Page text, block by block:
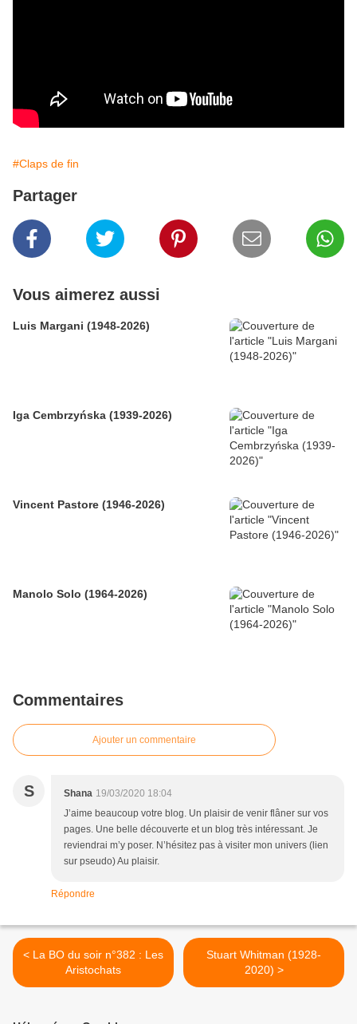
#Claps de fin
Partager
Vous aimerez aussi
Luis Margani (1948-2026)
Iga Cembrzyńska (1939-2026)
Vincent Pastore (1946-2026)
Manolo Solo (1964-2026)
Commentaires
Ajouter un commentaire
S Shana 19/03/2020 18:04
J’aime beaucoup votre blog. Un plaisir de venir flâner sur vos
pages. Une belle découverte et un blog très intéressant. Je
reviendrai m’y poser. N’hésitez pas à visiter mon univers (lien
sur pseudo) Au plaisir.
Répondre
< La BO du soir n°382 : Les
Aristochats
Stuart Whitman (1928-
2020) >